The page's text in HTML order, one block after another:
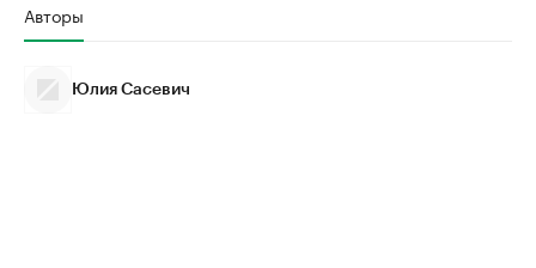
Авторы
Юлия Сасевич